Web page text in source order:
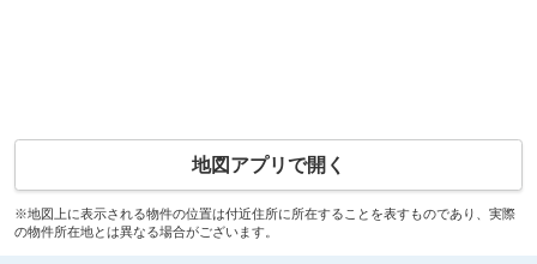
地図アプリで開く
※地図上に表示される物件の位置は付近住所に所在することを表すものであり、実際
の物件所在地とは異なる場合がございます。